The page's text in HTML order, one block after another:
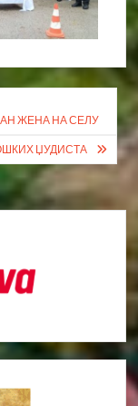
ЖЕНА НА СЕЛУ
ЏУДИСТА